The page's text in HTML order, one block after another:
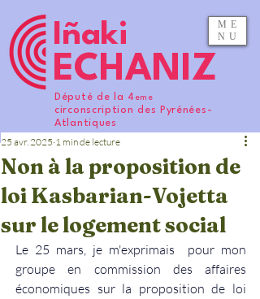
ME
NU
ECHANIZ
Iñaki
Député de la 4 eme
circonscription des Pyrénées-
Atlantiques
Non à la proposition de
loi Kasbarian-Vojetta
sur le logement social
25 avr. 2025 1 min de lecture
Le 25 mars, je m'exprimais  pour mon
groupe en commission des affaires
économiques sur la proposition de loi